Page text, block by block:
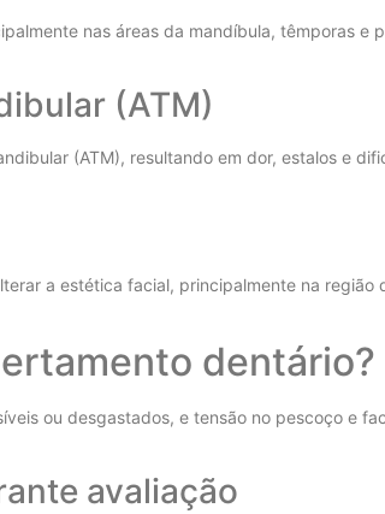
nas áreas da mandíbula, têmporas e
(ATM)
(ATM), resultando em dor, estalos e
a estética facial, principalmente na
dentário?
ou desgastados, e tensão no pescoço e
avaliação